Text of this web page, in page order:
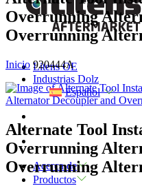
Litens OE
Industrias Dolz
Español
Acerca de
Productos
Overrunning
Overrunning
Inicio 920444A
Alternate Tool
Overrunning
Overrunning